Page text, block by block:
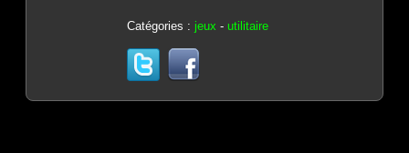
Catégories : jeux - utilitaire